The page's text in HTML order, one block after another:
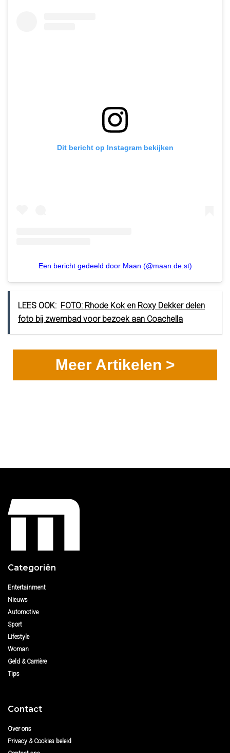
Dit bericht op Instagram bekijken
Een bericht gedeeld door Maan (@maan.de.st)
LEES OOK: FOTO: Rhode Kok en Roxy Dekker delen
foto bij zwembad voor bezoek aan Coachella
Meer Artikelen >
Categoriën
Entertainment
Nieuws
Automotive
Sport
Lifestyle
Woman
Geld & Carrière
Tips
Contact
Over ons
Privacy & Cookies beleid